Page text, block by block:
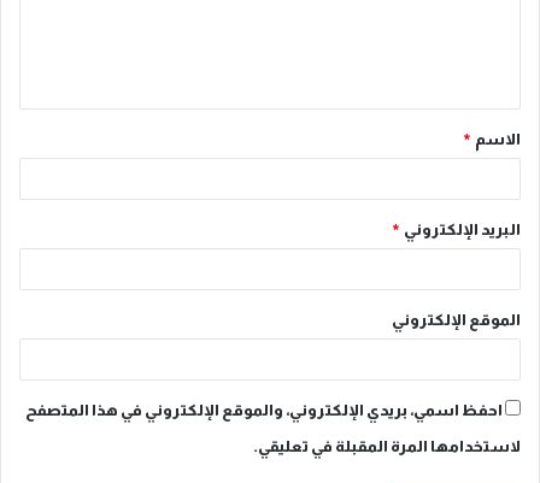
ق
*
الاسم *
البريد الإلكتروني *
الموقع الإلكتروني
احفظ اسمي، بريدي الإلكتروني، والموقع الإلكتروني في هذا المتصفح
لاستخدامها المرة المقبلة في تعليقي.